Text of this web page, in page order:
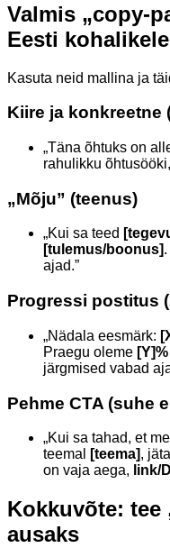
Valmis „copy-
Eesti kohalikele
Kasuta neid mallina ja
Kiire ja konkreetne
„Täna õhtuks on
rahulikku õhtusööki,
„Mõju” (teenus)
„Kui sa teed
[tulemus/boonus]
ajad.”
Progressi postitus
„Nädala eesmärk:
Praegu oleme [Y]%
järgmised vabad
Pehme CTA (suhe
„Kui sa tahad, et
teemal
[teema],
on vaja aega, link/
Kokkuvõte: tee
ausaks